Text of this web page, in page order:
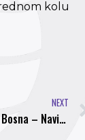
kolu
NEXT
FOTO: Revijalna utakmica Uprava NK Bosna – Navijačka skupina Demoni završena rezultatom 5:3